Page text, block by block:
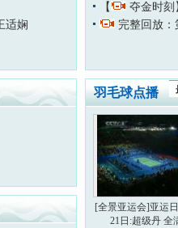
适娴
【
夺金时刻
完整回放：
羽毛球点播
[全景亚运会]亚运
21日:超级丹 全